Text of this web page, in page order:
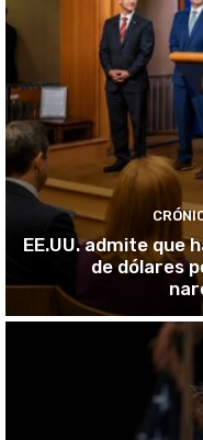
EE.UU. admite que
de dólares